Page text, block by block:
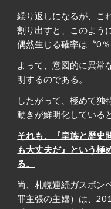
繰り返しになるが、こ
割り出すと、このよう
偶然生じる確率は〝0％
よって、意図的に異常
明するのである。
したがって、極めて独
動きが鮮明化している
それも、『皇族と歴史
も大丈夫だ』という極
る。
尚、札幌連続ガスボン
罪主張の主婦）は、